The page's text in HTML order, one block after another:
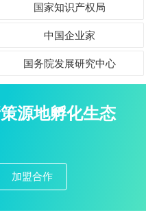
国家知识产权局
中国企业家
国务院发展研究中心
源地孵化生态
加盟合作